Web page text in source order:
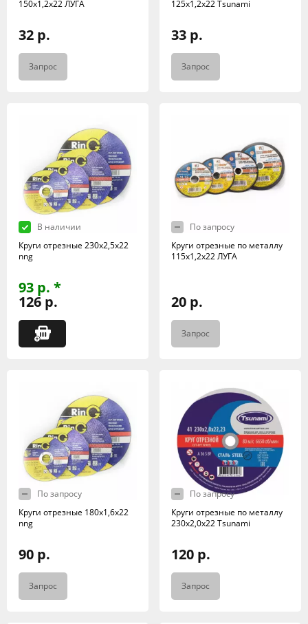
150х1,2х22 ЛУГА
32 р.
Запрос
125х1,2х22 Tsunami
33 р.
Запрос
В наличии
Круги отрезные 230х2,5х22
nng
93 р. *
126 р.
По запросу
Круги отрезные по металлу
115х1,2х22 ЛУГА
20 р.
Запрос
По запросу
Круги отрезные 180х1,6х22
nng
90 р.
Запрос
По запросу
Круги отрезные по металлу
230х2,0х22 Tsunami
120 р.
Запрос